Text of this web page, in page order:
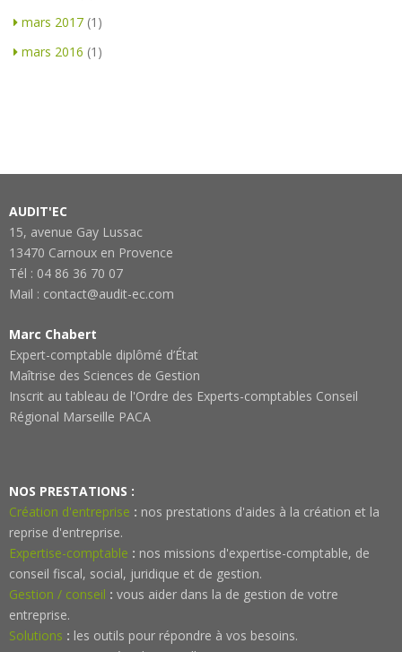
mars 2017 (1)
mars 2016 (1)
AUDIT'EC
15, avenue Gay Lussac
13470 Carnoux en Provence
Tél : 04 86 36 70 07
Mail : contact@audit-ec.com
Marc Chabert
Expert-comptable diplômé d’État
Maîtrise des Sciences de Gestion
Inscrit au tableau de l'Ordre des Experts-comptables Conseil
Régional Marseille PACA
NOS PRESTATIONS :
Création d'entreprise : nos prestations d'aides à la création et la
reprise d'entreprise.
Expertise-comptable : nos missions d'expertise-comptable, de
conseil fiscal, social, juridique et de gestion.
Gestion / conseil : vous aider dans la de gestion de votre
entreprise.
Solutions : les outils pour répondre à vos besoins.